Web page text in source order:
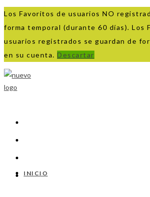
Los Favoritos de usuarios NO
forma temporal (durante 60 días). Los
usuarios registrados se guardan de
en su cuenta. Descartar
Ir
al
INICIO